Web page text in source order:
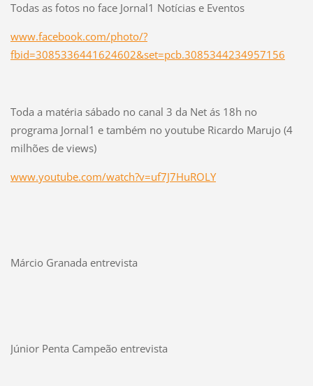
Todas as fotos no face Jornal1 Notícias e Eventos
www.facebook.com/photo/?
fbid=3085336441624602&set=pcb.3085344234957156
Toda a matéria sábado no canal 3 da Net ás 18h no
programa Jornal1 e também no youtube Ricardo Marujo (4
milhões de views)
www.youtube.com/watch?v=uf7J7HuROLY
Márcio Granada entrevista
Júnior Penta Campeão entrevista